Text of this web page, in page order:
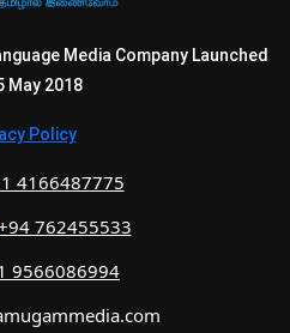
Media Company Launched
May 2018
Policy
4166487775
762455533
9566086994